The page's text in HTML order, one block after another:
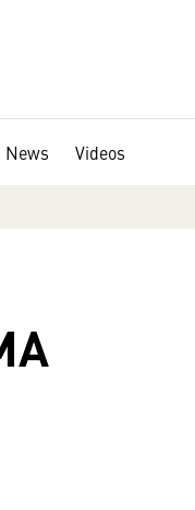
News Videos